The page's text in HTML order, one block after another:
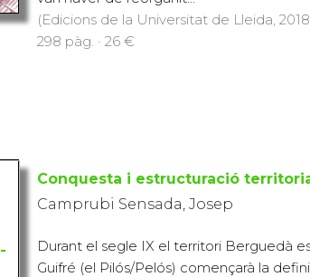
(Edicions de la Universitat de Lleida,
298 pàg. · 26 €
Conquesta i estructuració
Camprubi Sensada, Josep
Durant el segle IX el territori Berguedà
Guifré (el Pilós/Pelós) començarà la defini...